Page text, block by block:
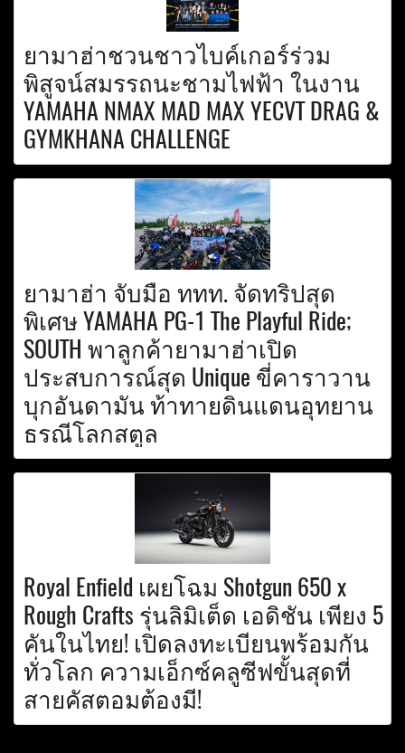
ยามาฮ่าชวนชาวไบค์เกอร์ร่วม
พิสูจน์สมรรถนะชามไฟฟ้า ในงาน
YAMAHA NMAX MAD MAX YECVT DRAG &
GYMKHANA CHALLENGE
ยามาฮ่า จับมือ ททท. จัดทริปสุด
พิเศษ YAMAHA PG-1 The Playful Ride;
SOUTH พาลูกค้ายามาฮ่าเปิด
ประสบการณ์สุด Unique ขี่คาราวาน
บุกอันดามัน ท้าทายดินแดนอุทยาน
ธรณีโลกสตูล
Royal Enfield เผยโฉม Shotgun 650 x
Rough Crafts รุ่นลิมิเต็ด เอดิชัน เพียง 5
คันในไทย! เปิดลงทะเบียนพร้อมกัน
ทั่วโลก ความเอ็กซ์คลูซีฟขั้นสุดที่
สายคัสตอมต้องมี!